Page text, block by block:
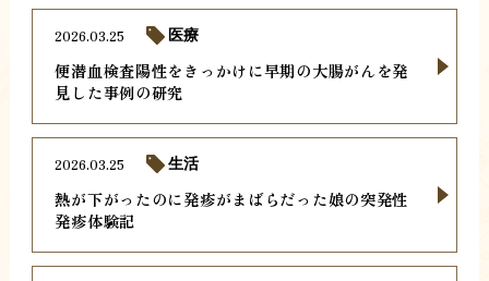
便潜血検査陽性をきっかけに早期の大腸がんを発
見した事例の研究
2026.03.25 医療
熱が下がったのに発疹がまばらだった娘の突発性
発疹体験記
2026.03.25 生活